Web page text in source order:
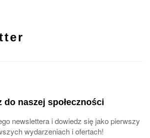
do naszej społeczności
newslettera i dowiedz się jako pierwszy
wydarzeniach i ofertach!